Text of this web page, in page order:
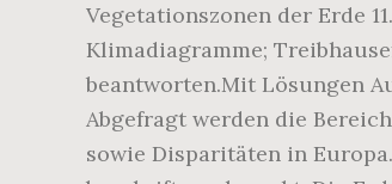
Vegetationszonen der Erde
Klimadiagramme;
beantworten.Mit Lösungen
Abgefragt werden die
sowie Disparitäten in